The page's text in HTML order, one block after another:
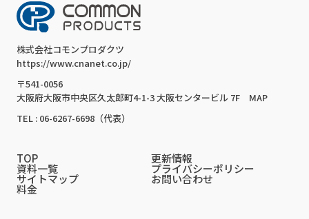
株式会社コモンプロダクツ
https://www.cnanet.co.jp/
〒541-0056
大阪府大阪市中央区久太郎町4-1-3 大阪センタービル 7F
MAP
TEL : 06-6267-6698（代表）
TOP 更新情報
資料一覧 プライバシーポリシー
サイトマップ お問い合わせ
料金